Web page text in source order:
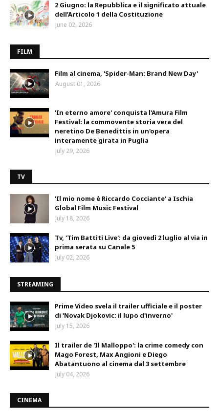
2 Giugno: la Repubblica e il significato attuale
dell’Articolo 1 della Costituzione
June 02, 2026
FILM
Film al cinema, 'Spider-Man: Brand New Day'
August 01, 2026
'In eterno amore' conquista l'Amura Film
Festival: la commovente storia vera del
neretino De Benedittis in un'opera
interamente girata in Puglia
July 29, 2026
TV
'Il mio nome è Riccardo Cocciante' a Ischia
Global Film Music Festival
July 18, 2026
Tv, 'Tim Battiti Live': da giovedì 2 luglio al via in
prima serata su Canale 5
July 02, 2026
STREAMING
Prime Video svela il trailer ufficiale e il poster
di 'Novak Djokovic: il lupo d'inverno'
July 15, 2026
Il trailer de 'Il Malloppo': la crime comedy con
Mago Forest, Max Angioni e Diego
Abatantuono al cinema dal 3 settembre
July 04, 2026
CINEMA